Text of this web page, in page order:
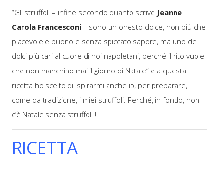
“Gli struffoli – infine secondo quanto scrive Jeanne
Carola Francesconi – sono un onesto dolce, non più che
piacevole e buono e senza spiccato sapore, ma uno dei
dolci più cari al cuore di noi napoletani, perché il rito vuole
che non manchino mai il giorno di Natale” e a questa
ricetta ho scelto di ispirarmi anche io, per preparare,
come da tradizione, i miei struffoli. Perché, in fondo, non
c’è Natale senza struffoli !!
RICETTA